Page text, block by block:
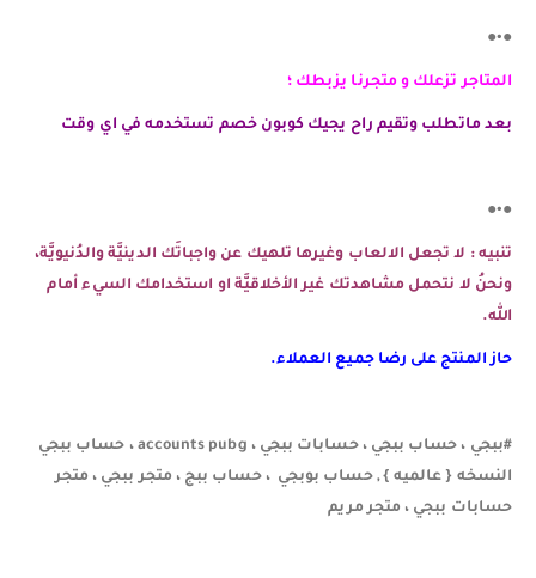
●•●
المتاجر تزعلك و متجرنا يزبطك ؛
بعد ماتطلب وتقيم راح يجيك كوبون خصم تستخدمه في اي وقت
●•●
تنبيه : لا تجعل الالعاب وغيرها تلهيك عن واجباتَك الدينيَّة والدُنيويَّة،
ونحنُ لا نتحمل مشاهدتك غير الأخلاقيَّة او استخدامك السيء أمام
الله.
حاز المنتج على رضا جميع العملاء.
#ببجي ، حساب ببجي ، حسابات ببجي ، accounts pubg ، حساب ببجي
النسخه { عالميه } , حساب بوبجي ، حساب ببج ، متجر ببجي ، متجر
حسابات ببجي ، متجر مريم